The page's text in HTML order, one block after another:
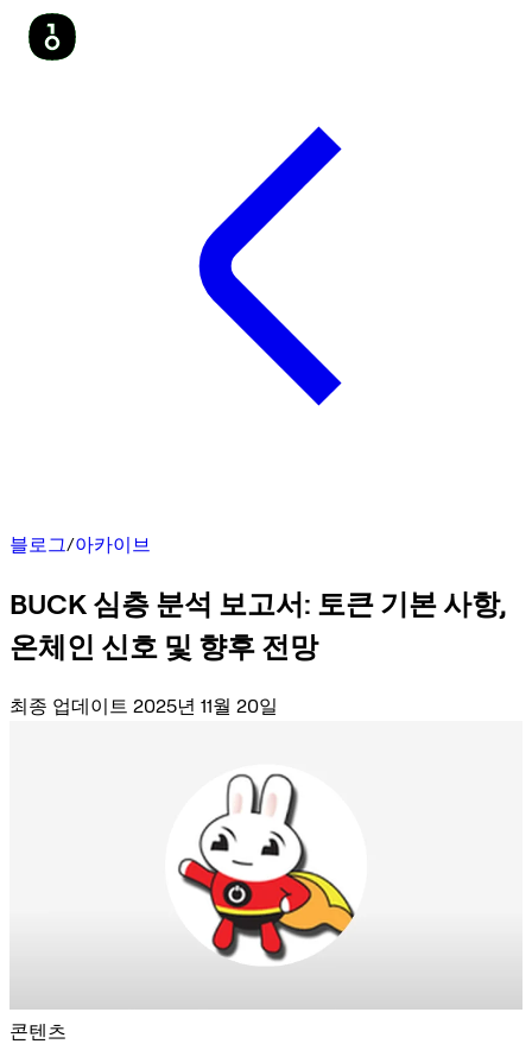
블로그/아카이브
BUCK 심층 분석 보고서: 토큰 기본 사항,
온체인 신호 및 향후 전망
최종 업데이트 2025년 11월 20일
콘텐츠